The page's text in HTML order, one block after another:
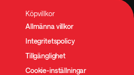
Köpvillkor
Allmänna villkor
Integritetspolicy
Tillgänglighet
Cookie-inställningar